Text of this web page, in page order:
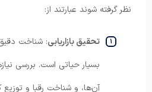
نظر گرفته شوند عبارتند از:
تحقیق بازاریابی: شناخت دقیق
بسیار حیاتی است. بررسی
آن‌ها، و شناخت رقبا و توزیع